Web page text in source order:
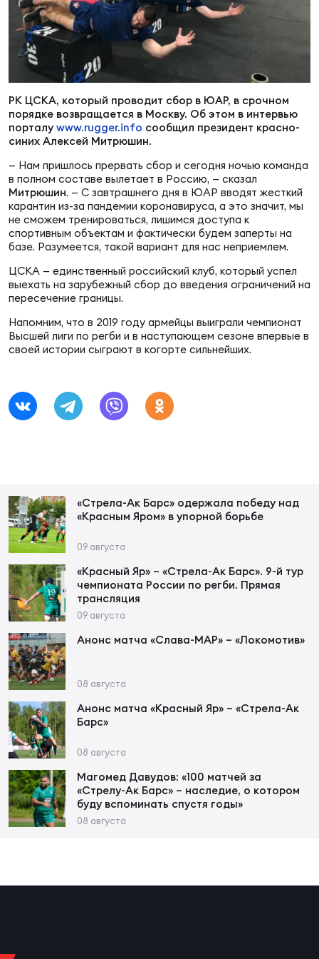
Регионы
Сборные
Антидопинг
Магазин
Контакты
по
РК ЦСКА, который проводит сбор в ЮАР, в срочном
порядке возвращается в Москву. Об этом в интервью
порталуwww.rugger.info сообщил президент красно-
синих Алексей Митрюшин.
— Нам пришлось прервать сбор и сегодня ночью команда
в полном составе вылетает в Россию, — сказал
Митрюшин. — С завтрашнего дня в ЮАР вводят жесткий
карантин из-за пандемии коронавируса, а это значит, мы
не сможем тренироваться, лишимся доступа к
спортивным объектам и фактически будем заперты на
базе. Разумеется, такой вариант для нас неприемлем.
ЦСКА — единственный российский клуб, который успел
выехать на зарубежный сбор до введения ограничений на
пересечение границы.
Напомним, что в 2019 году армейцы выиграли чемпионат
Высшей лиги по регби и в наступающем сезоне впервые в
своей истории сыграют в когорте сильнейших.
«Стрела-Ак Барс» одержала победу над
«Красным Яром» в упорной борьбе
09 августа
«Красный Яр» – «Стрела-Ак Барс». 9-й тур
чемпионата России по регби. Прямая
трансляция
09 августа
Анонс матча «Слава-МАР» – «Локомотив»
08 августа
Анонс матча «Красный Яр» – «Стрела-Ак
Барс»
08 августа
Магомед Давудов: «100 матчей за
«Стрелу-Ак Барс» – наследие, о котором
буду вспоминать спустя годы»
08 августа
ОТПРАВИТЬ